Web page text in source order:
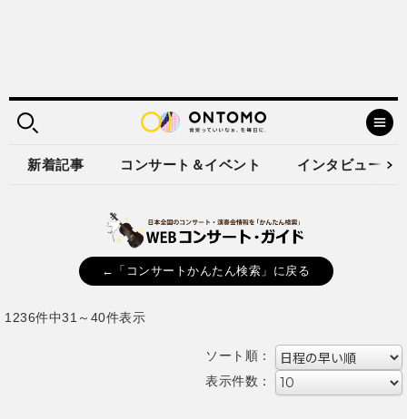
新着記事 コンサート＆イベント インタビュー
←「コンサートかんたん検索」に戻る
1236件中31～40件表示
ソート順：
表示件数：